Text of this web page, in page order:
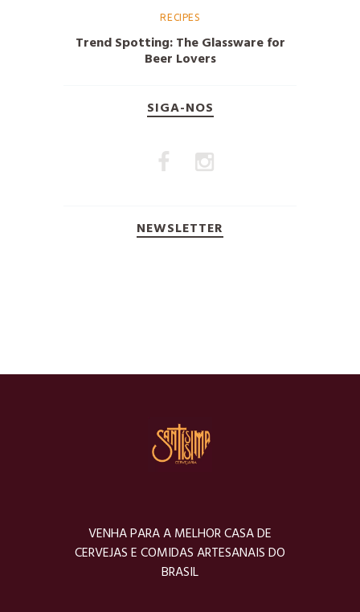
RECIPES
Trend Spotting: The Glassware for
Beer Lovers
SIGA-NOS
NEWSLETTER
VENHA PARA A MELHOR CASA DE
CERVEJAS E COMIDAS ARTESANAIS DO
BRASIL